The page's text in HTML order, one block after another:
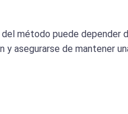
método puede depender
asegurarse de mantener